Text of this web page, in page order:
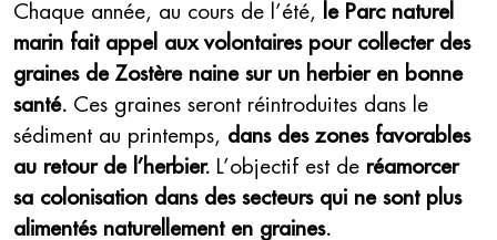
Chaque année, au cours de l’été, le Parc naturel
marin fait appel aux volontaires pour collecter des
graines de Zostère naine sur un herbier en bonne
santé. Ces graines seront réintroduites dans le
sédiment au printemps, dans des zones favorables
au retour de l’herbier. L’objectif est de réamorcer
sa colonisation dans des secteurs qui ne sont plus
alimentés naturellement en graines.